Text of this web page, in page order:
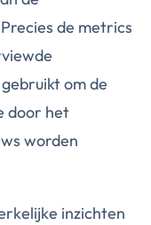
de metrics
om de
door het
worden
inzichten